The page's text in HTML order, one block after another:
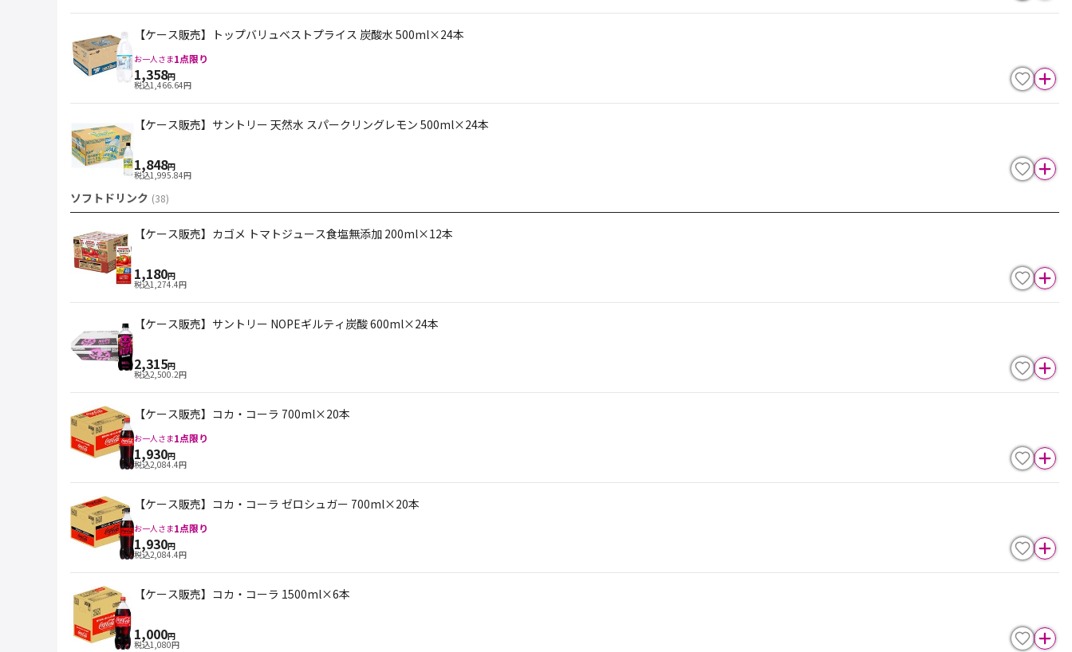
【ケース販売】トップバリュベストプライス 炭酸水 500ml×24本
お一人さま1点限り
1,358円
税込1,466.64円
【ケース販売】サントリー 天然水 スパークリングレモン 500ml×24本
1,848円
税込1,995.84円
ソフトドリンク (38)
【ケース販売】カゴメ トマトジュース食塩無添加 200ml×12本
1,180円
税込1,274.4円
【ケース販売】サントリー NOPEギルティ炭酸 600ml×24本
2,315円
税込2,500.2円
【ケース販売】コカ・コーラ 700ml×20本
お一人さま1点限り
1,930円
税込2,084.4円
【ケース販売】コカ・コーラ ゼロシュガー 700ml×20本
お一人さま1点限り
1,930円
税込2,084.4円
【ケース販売】コカ・コーラ 1500ml×6本
1,000円
税込1,080円